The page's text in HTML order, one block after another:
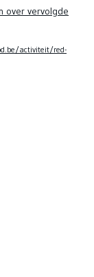
over vervolgde
activiteit/red-